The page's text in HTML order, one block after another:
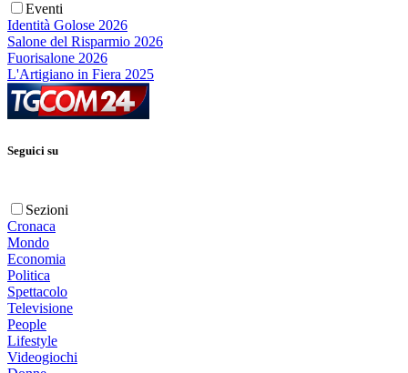
Eventi
Identità Golose 2026
Salone del Risparmio 2026
Fuorisalone 2026
L'Artigiano in Fiera 2025
Seguici su
Sezioni
Cronaca
Mondo
Economia
Politica
Spettacolo
Televisione
People
Lifestyle
Videogiochi